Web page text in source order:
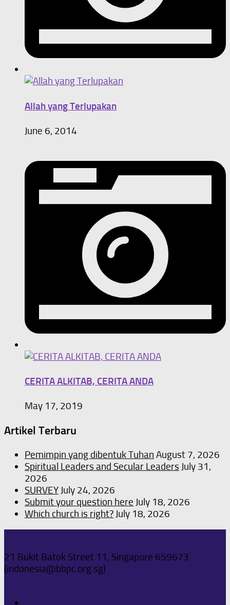
Allah yang Terlupakan
June 6, 2014
CERITA ALKITAB, CERITA ANDA
May 17, 2019
Artikel Terbaru
Pemimpin yang dibentuk Tuhan August 7, 2026
Spiritual Leaders and Secular Leaders July 31,
2026
SURVEY July 24, 2026
Submit your question here July 18, 2026
Which church is right? July 18, 2026
21 Bukit Batok Street 11, Singapore 659673
(indonesia@bbpc.org.sg)